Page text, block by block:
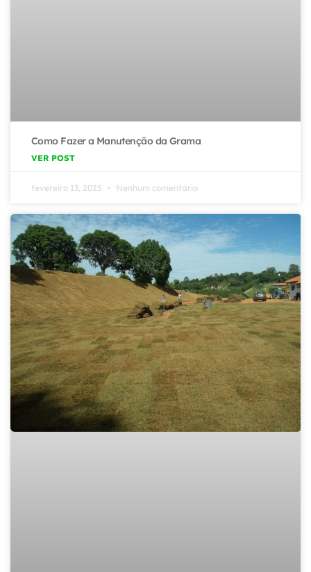
Como Fazer a Manutenção da Grama
VER POST
fevereiro 13, 2025 Nenhum comentário